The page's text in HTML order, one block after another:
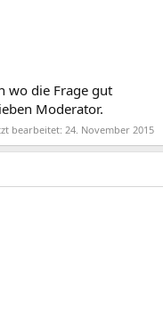
wo die Frage gut
Moderator.
bearbeitet: 24. November 2015